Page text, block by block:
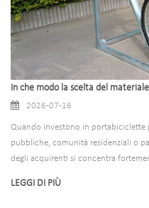
2026-07-16
Quando investono in portabiciclette
pubbliche, comunità residenziali o
degli acquirenti si concentra
LEGGI DI PIÙ